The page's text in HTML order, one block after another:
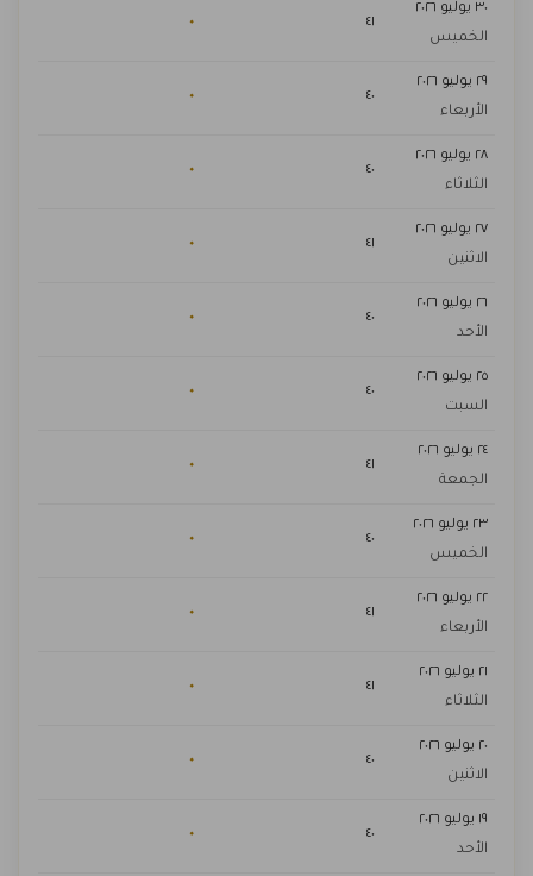
٣٠ يوليو ٢٠٢٦
الخميس
٤١ ٠
٢٩ يوليو ٢٠٢٦
الأربعاء
٤٠ ٠
٢٨ يوليو ٢٠٢٦
الثلاثاء
٤٠ ٠
٢٧ يوليو ٢٠٢٦
الاثنين
٤١ ٠
٢٦ يوليو ٢٠٢٦
الأحد
٤٠ ٠
٢٥ يوليو ٢٠٢٦
السبت
٤٠ ٠
٢٤ يوليو ٢٠٢٦
الجمعة
٤١ ٠
٢٣ يوليو ٢٠٢٦
الخميس
٤٠ ٠
٢٢ يوليو ٢٠٢٦
الأربعاء
٤١ ٠
٢١ يوليو ٢٠٢٦
الثلاثاء
٤١ ٠
٢٠ يوليو ٢٠٢٦
الاثنين
٤٠ ٠
١٩ يوليو ٢٠٢٦
الأحد
٤٠ ٠